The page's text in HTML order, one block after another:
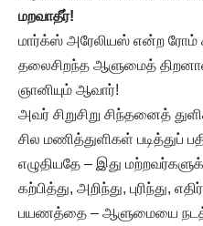
மறவாதீர்!
மார்க்ஸ் அரேலியஸ் என்ற ரோம்
தலைசிறந்த ஆளுமைத்
ஞானியும் ஆவார்!
அவர் சிறுசிறு சிந்தனைத்
சில மணித்துளிகள் படித்துப்
எழுதியதே – இது
கற்பித்து, அறிந்து, புரிந்து,
பயணத்தை – ஆளுமையை